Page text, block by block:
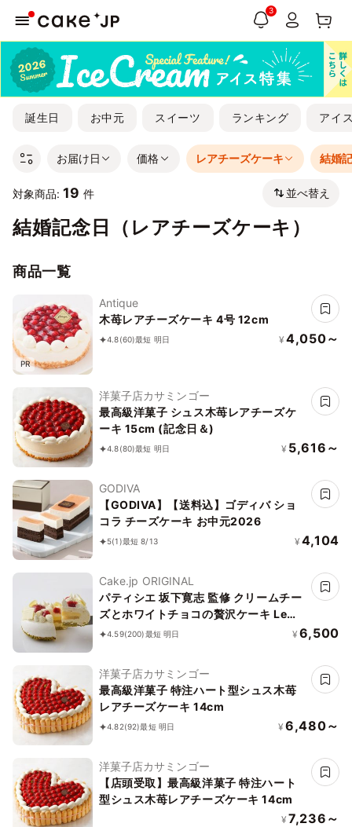
3
誕生日 お中元 スイーツ ランキング アイ
お届け日 価格 レアチーズケーキ 結婚
対象商品: 19 件 並べ替え
結婚記念日（レアチーズケーキ）
商品一覧
PR
Antique
木苺レアチーズケーキ 4号 12cm
4.8(60)最短 明日 ¥ 4,050～
洋菓子店カサミンゴー
最高級洋菓子 シュス木苺レアチーズケ
ーキ 15cm (記念日＆)
4.8(80)最短 明日 ¥ 5,616～
GODIVA
【GODIVA】【送料込】ゴディバ ショ
コラ チーズケーキ お中元2026
5(1)最短 8/13 ¥ 4,104
Cake.jp ORIGINAL
パティシエ 坂下寛志 監修 クリームチー
ズとホワイトチョコの贅沢ケーキ Le
Festin（ル フェスタン）
4.59(200)最短 明日 ¥ 6,500
洋菓子店カサミンゴー
最高級洋菓子 特注ハート型シュス木苺
レアチーズケーキ 14cm
4.82(92)最短 明日 ¥ 6,480～
洋菓子店カサミンゴー
【店頭受取】最高級洋菓子 特注ハート
型シュス木苺レアチーズケーキ 14cm
¥ 7,236～